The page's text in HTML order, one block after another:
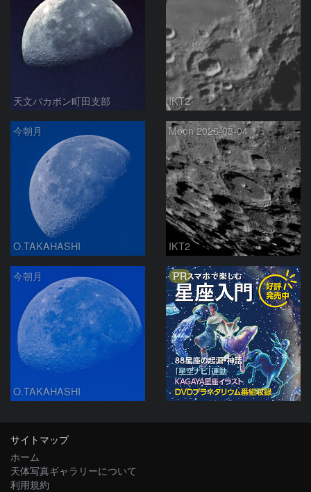
天文バカボン町田支部 IKT2
今朝月
O.TAKAHASHI
Moon 2026-08-04
IKT2
今朝月
O.TAKAHASHI
PR
サイトマップ
ホーム
天体写真ギャラリーについて
利用規約